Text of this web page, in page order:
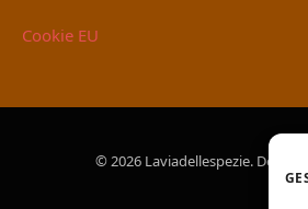
Cookie EU
© 2026 Laviadellespezie.